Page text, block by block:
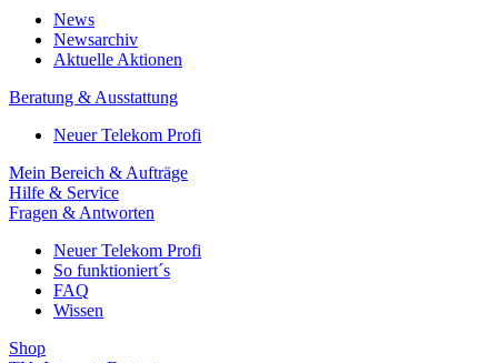
News
Newsarchiv
Aktuelle Aktionen
Beratung & Ausstattung
Neuer Telekom Profi
Mein Bereich & Aufträge
Hilfe & Service
Fragen & Antworten
Neuer Telekom Profi
So funktioniert´s
FAQ
Wissen
Shop